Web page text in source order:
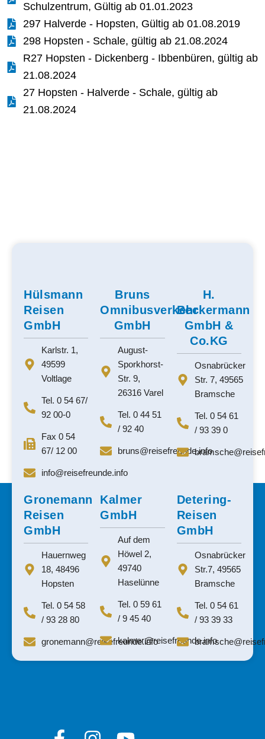
Schulzentrum, Gültig ab 01.01.2023
297 Halverde - Hopsten, Gültig ab 01.08.2019
298 Hopsten - Schale, gültig ab 21.08.2024
R27 Hopsten - Dickenberg - Ibbenbüren, gültig ab
21.08.2024
27 Hopsten - Halverde - Schale, gültig ab
21.08.2024
Hülsmann
Reisen
GmbH
Karlstr. 1,
49599
Voltlage
Tel. 0 54 67/
92 00-0
Fax 0 54
67/ 12 00
info@reisefreunde.info
Bruns
Omnibusverkehr
GmbH
August-
Sporkhorst-
Str. 9,
26316 Varel
Tel. 0 44 51
/ 92 40
bruns@reisefreunde.info
H.
Beckermann
GmbH &
Co.KG
Osnabrücker
Str. 7, 49565
Bramsche
Tel. 0 54 61
/ 93 39 0
Gronemann
Reisen
GmbH
Hauernweg
18, 48496
Hopsten
Tel. 0 54 58
/ 93 28 80
gronemann@reisefreunde.info
Kalmer
GmbH
Auf dem
Höwel 2,
49740
Haselünne
Tel. 0 59 61
/ 9 45 40
kalmer@reisefreunde.info
Detering-
Reisen
GmbH
Osnabrücker
Str.7, 49565
Bramsche
Tel. 0 54 61
/ 93 39 33
F I Y